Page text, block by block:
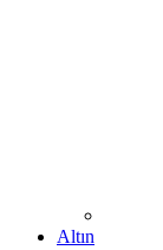
Altın